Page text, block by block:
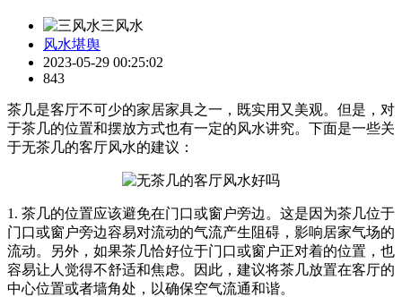
三风水
风水堪舆
2023-05-29 00:25:02
843
茶几是客厅不可少的家居家具之一，既实用又美观。但是，对
于茶几的位置和摆放方式也有一定的风水讲究。下面是一些关
于无茶几的客厅风水的建议：
1. 茶几的位置应该避免在门口或窗户旁边。这是因为茶几位于
门口或窗户旁边容易对流动的气流产生阻碍，影响居家气场的
流动。另外，如果茶几恰好位于门口或窗户正对着的位置，也
容易让人觉得不舒适和焦虑。因此，建议将茶几放置在客厅的
中心位置或者墙角处，以确保空气流通和谐。